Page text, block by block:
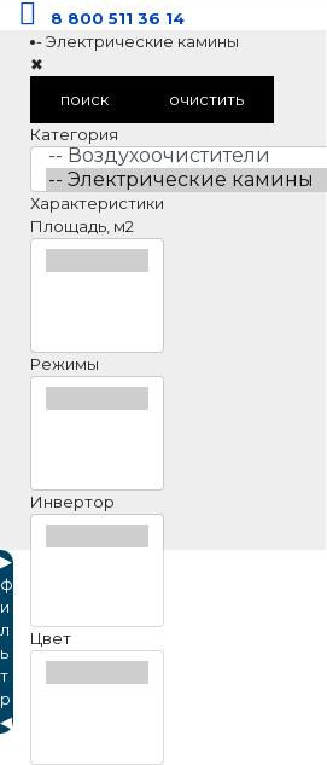
8 800 511 36 14
-- Электрические камины
✖
поиск
очистить
Категория
Характеристики
Площадь, м2
Режимы
Инвертор
Цвет
▶
ф
и
л
ь
т
р
◀